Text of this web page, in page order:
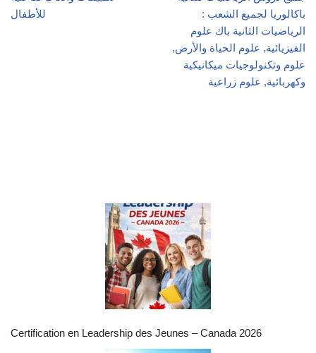
للأطفال
باكالوريا لجميع الشعب :
الرياضيات الثانية باك علوم
الفيزيائية, علوم الحياة والأرض,
علوم وتكنولوجيات ميكانيكية
وكهربائية, علوم زراعية
Certification en Leadership des Jeunes – Canada 2026